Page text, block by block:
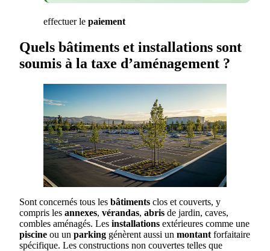
effectuer le paiement
Quels bâtiments et installations sont
soumis à la taxe d’aménagement ?
Sont concernés tous les bâtiments clos et couverts, y
compris les annexes, vérandas, abris de jardin, caves,
combles aménagés. Les installations extérieures comme une
piscine ou un parking génèrent aussi un montant forfaitaire
spécifique. Les constructions non couvertes telles que